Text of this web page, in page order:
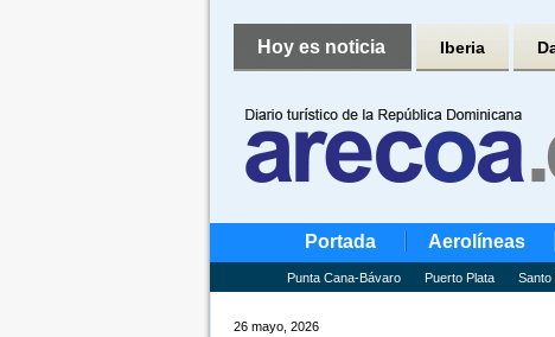
Hoy es noticia Iberia
Portada Aerolíneas
Punta Cana-Bávaro Puerto Plata Santo
26 mayo, 2026